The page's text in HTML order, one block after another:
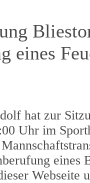
eines
hat zur
Uhr im
Webseite